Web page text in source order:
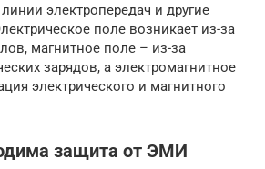
электропередач и другие
поле возникает из-за
магнитное поле – из-за
зарядов, а электромагнитное
электрического и магнитного
защита от ЭМИ